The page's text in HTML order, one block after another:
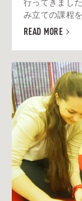
行ってきまし
み立ての課程
READ MORE